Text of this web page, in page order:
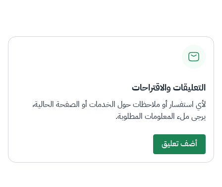
التعليقات والاقتراحات
لأي استفسار أو ملاحظات حول الخدمات أو الصفحة الحالية،
يرجى ملء المعلومات المطلوبة.
أضف تعليق